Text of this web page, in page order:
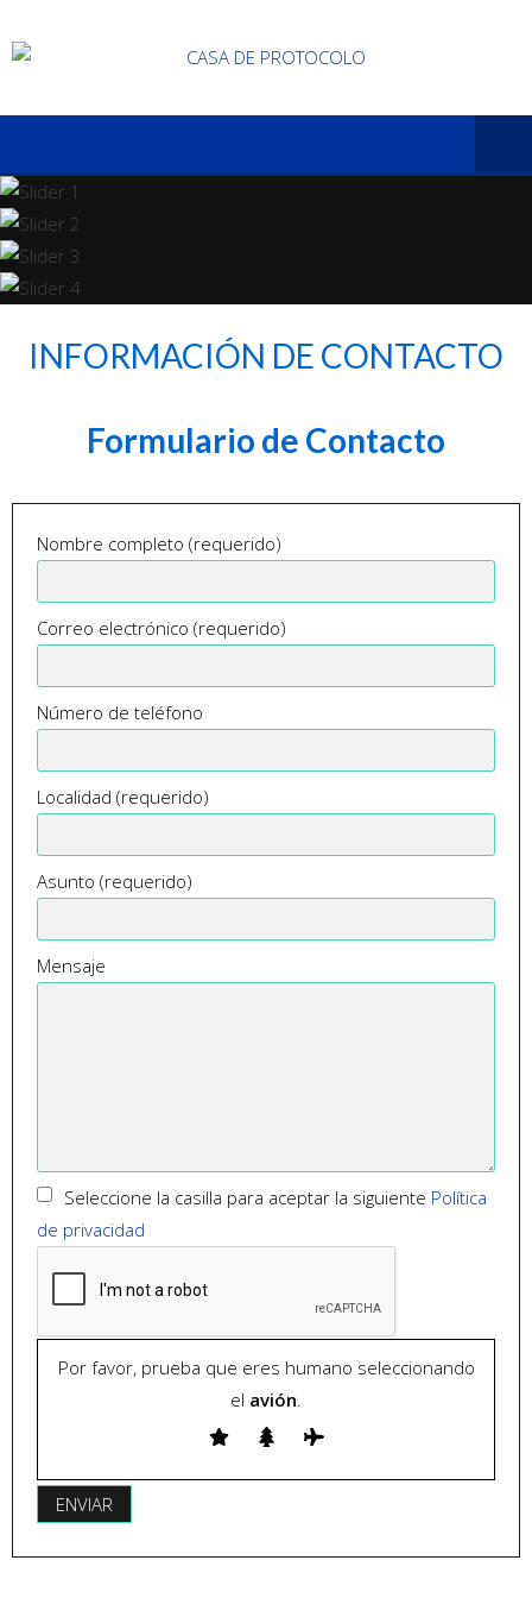
INFORMACIÓN DE CONTACTO
Formulario de Contacto
Nombre completo (requerido)
Correo electrónico (requerido)
Número de teléfono
Localidad (requerido)
Asunto (requerido)
Mensaje
Seleccione la casilla para aceptar la siguiente Política
de privacidad
Por favor, prueba que eres humano seleccionando
el avión.